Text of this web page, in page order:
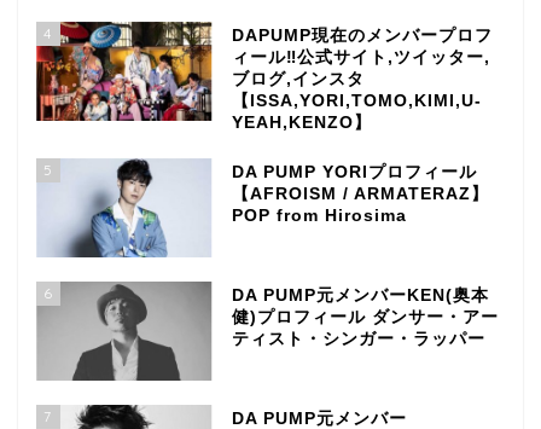
4
DAPUMP現在のメンバープロフ
ィール‼公式サイト,ツイッター,
ブログ,インスタ
【ISSA,YORI,TOMO,KIMI,U-
YEAH,KENZO】
5
DA PUMP YORIプロフィール
【AFROISM / ARMATERAZ】
POP from Hirosima
6
DA PUMP元メンバーKEN(奥本
健)プロフィール ダンサー・アー
ティスト・シンガー・ラッパー
7
DA PUMP元メンバー